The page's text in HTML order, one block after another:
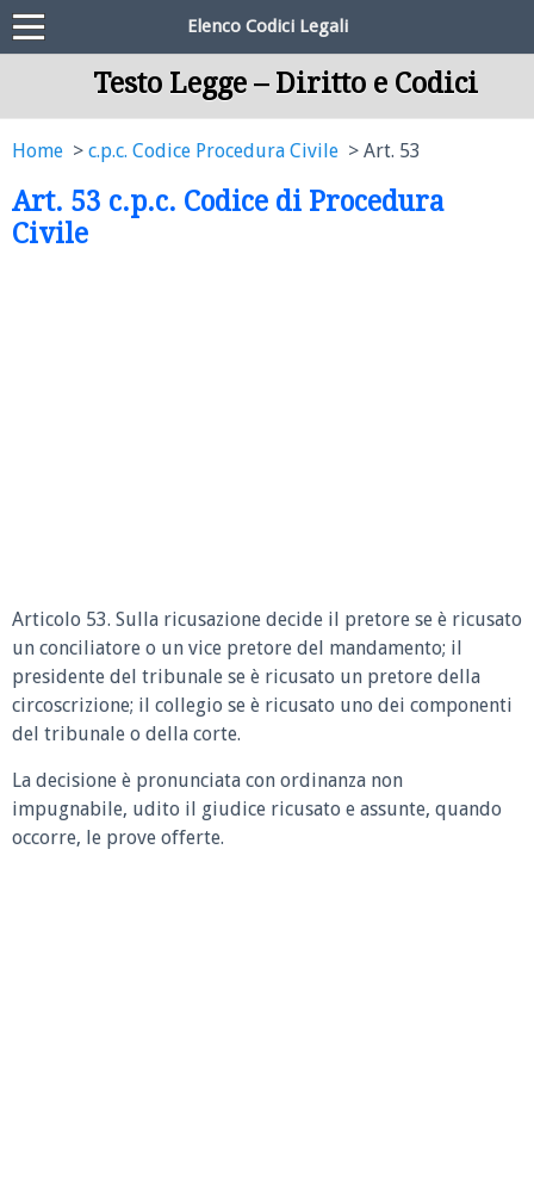
Elenco Codici Legali
Testo Legge – Diritto e Codici
Home c.p.c. Codice Procedura Civile Art. 53
Art. 53 c.p.c. Codice di Procedura
Civile
Articolo 53. Sulla ricusazione decide il pretore se è ricusato
un conciliatore o un vice pretore del mandamento; il
presidente del tribunale se è ricusato un pretore della
circoscrizione; il collegio se è ricusato uno dei componenti
del tribunale o della corte.
La decisione è pronunciata con ordinanza non
impugnabile, udito il giudice ricusato e assunte, quando
occorre, le prove offerte.